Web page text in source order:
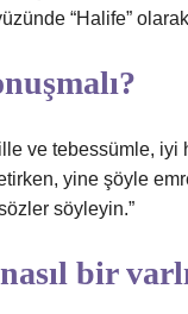
“Halife”
ve tebessümle, iyi
yine şöyle
söyleyin.”
bir